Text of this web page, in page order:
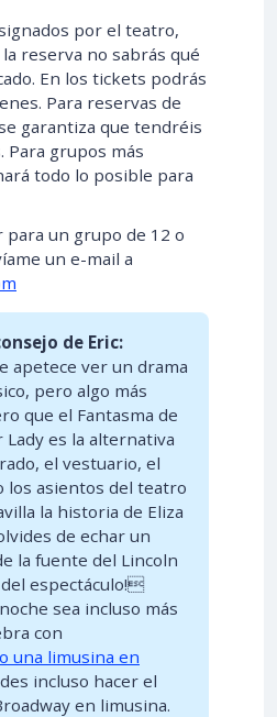
por el teatro,
reserva no sabrás qué
En los tickets podrás
Para reservas de
garantiza que tendréis
Para grupos más
todo lo posible para
un grupo de 12 o
un e-mail a
de Eric:
apetece ver un drama
pero algo más
que el Fantasma de
Lady es la alternativa
el vestuario, el
los asientos del teatro
la historia de Eliza
de echar un
la fuente del Lincoln
espectáculo!
sea incluso más
con
una limusina en
incluso hacer el
en limusina.